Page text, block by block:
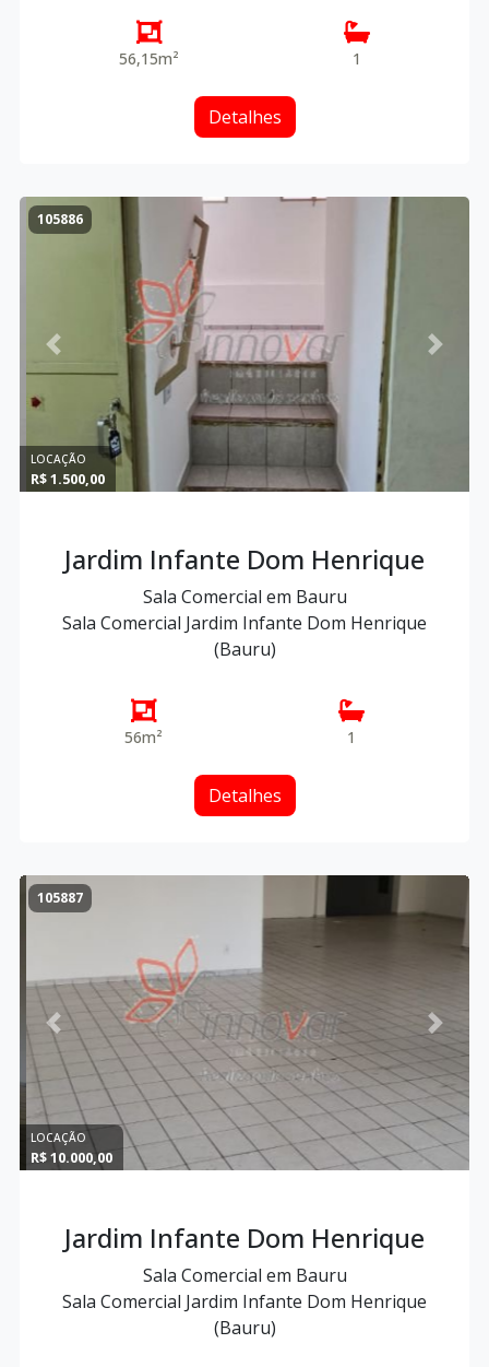
56,15m² 1
Detalhes
Previous Next
LOCAÇÃO
R$ 1.500,00
105886
Jardim Infante Dom Henrique
Sala Comercial em Bauru
Sala Comercial Jardim Infante Dom Henrique
(Bauru)
56m² 1
Detalhes
Previous Next
LOCAÇÃO
R$ 10.000,00
105887
Jardim Infante Dom Henrique
Sala Comercial em Bauru
Sala Comercial Jardim Infante Dom Henrique
(Bauru)